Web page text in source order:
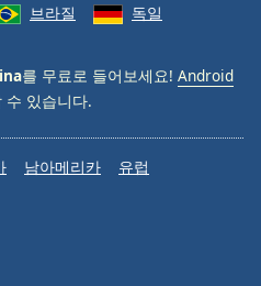
브라질 독일
를 무료로 들어보세요! Android
수 있습니다.
남아메리카
유럽